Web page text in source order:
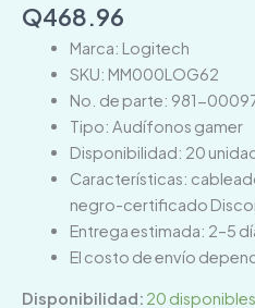
Q468.96
Marca: Logitech
SKU: MM000LOG62
No. de parte: 981-
Tipo: Audífonos gamer
Disponibilidad: 20
Características:
negro-certificado
Entrega estimada: 2–5
El costo de envío
Disponibilidad: 20 disponibles
tamaño
completo
981-
000977
cantidad